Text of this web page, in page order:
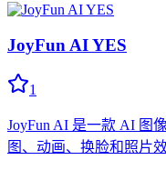
JoyFun AI YES
1
JoyFun AI 是一款 AI 图
图、动画、换脸和照片